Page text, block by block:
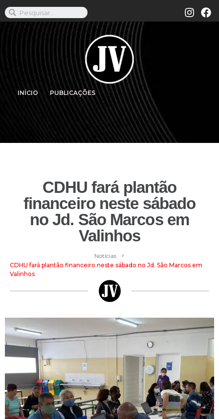
INÍCIO PUBLICAÇÕES
CDHU fará plantão
financeiro neste sábado
no Jd. São Marcos em
Valinhos
Notícias >
CDHU fará plantão financeiro neste sábado no Jd. São Marcos em
Valinhos